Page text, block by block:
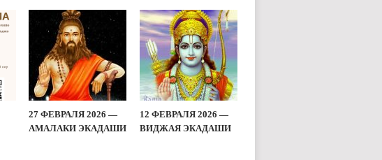
27 ФЕВРАЛЯ 2026 —
АМАЛАКИ ЭКАДАШИ
12 ФЕВРАЛЯ 2026 —
ВИДЖАЯ ЭКАДАШИ